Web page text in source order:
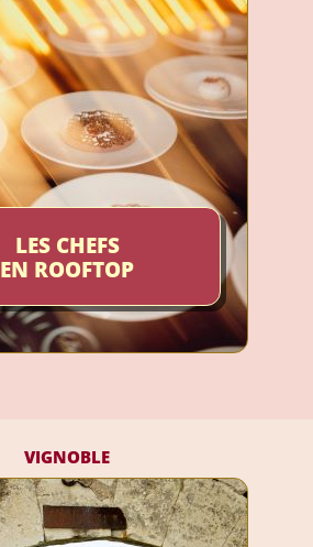
LES CHEFS
EN ROOFTOP
VIGNOBLE